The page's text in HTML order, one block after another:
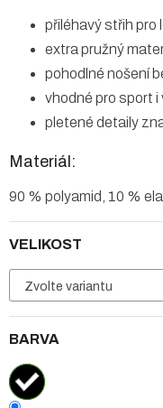
VELIKOST
BARVA
přiléhavý střih pro
extra pružný
pohodlné nošení
vhodné pro sport i
pletené detaily
Materiál:
90 % polyamid, 10 %